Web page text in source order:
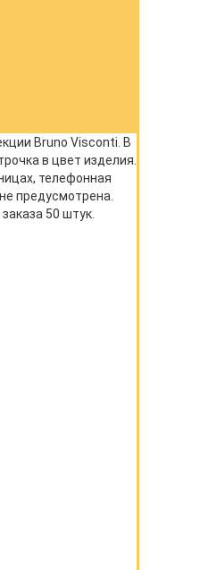
Bruno Visconti. В
в цвет изделия.
телефонная
предусмотрена.
50 штук.